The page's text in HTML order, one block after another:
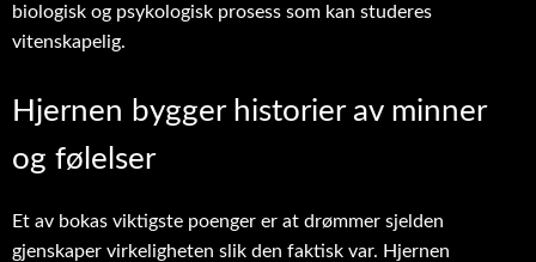
biologisk og psykologisk prosess som kan studeres
vitenskapelig.
Hjernen bygger historier av minner
og følelser
Et av bokas viktigste poenger er at drømmer sjelden
gjenskaper virkeligheten slik den faktisk var. Hjernen